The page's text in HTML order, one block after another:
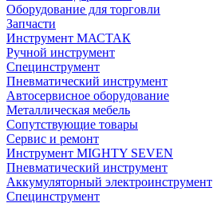
Оборудование для торговли
Запчасти
Инструмент МАСТАК
Ручной инструмент
Специнструмент
Пневматический инструмент
Автосервисное оборудование
Металлическая мебель
Сопутствующие товары
Сервис и ремонт
Инструмент MIGHTY SEVEN
Пневматический инструмент
Аккумуляторный электроинструмент
Специнструмент